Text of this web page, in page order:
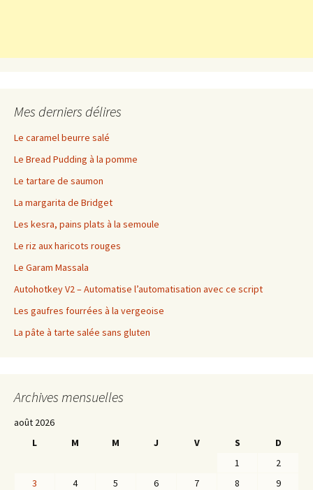
Mes derniers délires
Le caramel beurre salé
Le Bread Pudding à la pomme
Le tartare de saumon
La margarita de Bridget
Les kesra, pains plats à la semoule
Le riz aux haricots rouges
Le Garam Massala
Autohotkey V2 – Automatise l’automatisation avec ce script
Les gaufres fourrées à la vergeoise
La pâte à tarte salée sans gluten
Archives mensuelles
août 2026
L
M M J V S
D
1
2
3
4 5 6 7 8 9